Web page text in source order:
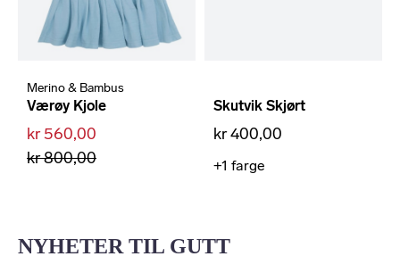
Merino & Bambus
Værøy Kjole
kr 560,00
kr 800,00
Skutvik Skjørt
kr 400,00
+1 farge
NYHETER TIL GUTT